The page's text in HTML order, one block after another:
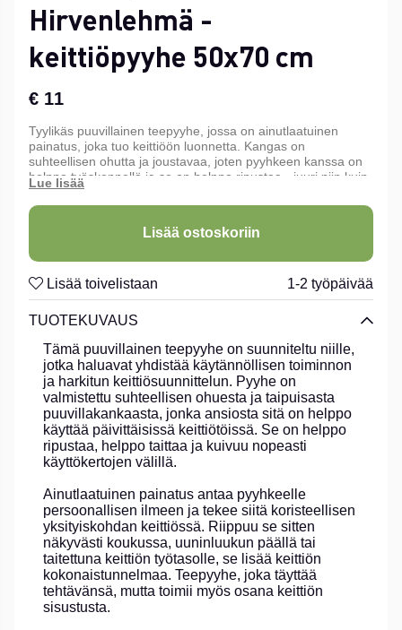
Hirvenlehmä -
keittiöpyyhe 50x70 cm
€ 11
Tyylikäs puuvillainen teepyyhe, jossa on ainutlaatuinen
painatus, joka tuo keittiöön luonnetta. Kangas on
suhteellisen ohutta ja joustavaa, joten pyyhkeen kanssa on
helppo työskennellä ja se on helppo ripustaa - juuri niin kuin
hyvän teepyyhkeen kuuluukin olla.
Lisää ostoskoriin
Lisää toivelistaan 1-2 työpäivää
TUOTEKUVAUS
Tämä puuvillainen teepyyhe on suunniteltu niille,
jotka haluavat yhdistää käytännöllisen toiminnon
ja harkitun keittiösuunnittelun. Pyyhe on
valmistettu suhteellisen ohuesta ja taipuisasta
puuvillakankaasta, jonka ansiosta sitä on helppo
käyttää päivittäisissä keittiötöissä. Se on helppo
ripustaa, helppo taittaa ja kuivuu nopeasti
käyttökertojen välillä.
Ainutlaatuinen painatus antaa pyyhkeelle
persoonallisen ilmeen ja tekee siitä koristeellisen
yksityiskohdan keittiössä. Riippuu se sitten
näkyvästi koukussa, uuninluukun päällä tai
taitettuna keittiön työtasolle, se lisää keittiön
kokonaistunnelmaa. Teepyyhe, joka täyttää
tehtävänsä, mutta toimii myös osana keittiön
sisustusta.